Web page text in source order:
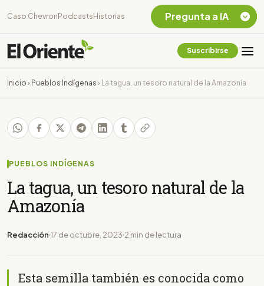
Caso Chevron Podcasts Historias
Suscribirse
Inicio › Pueblos Indígenas › La tagua, un tesoro natural de la Amazonía
PUEBLOS INDÍGENAS
La tagua, un tesoro natural de la
Amazonía
Redacción 17 de octubre, 2023 2 min de lectura
Esta semilla también es conocida como
Pregunta a IA
Chevron Ecuador